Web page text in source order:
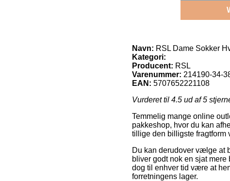
Navn: RSL Dame Sokker
Kategori:
Producent: RSL
Varenummer: 214190-34-
EAN: 5707652221108
Vurderet til 4.5 ud af 5
Temmelig mange online
pakkeshop, hvor du kan
tillige den billigste fragtform
Du kan derudover vælge at
bliver godt nok en sjat
dog til enhver tid være at
forretningens lager.